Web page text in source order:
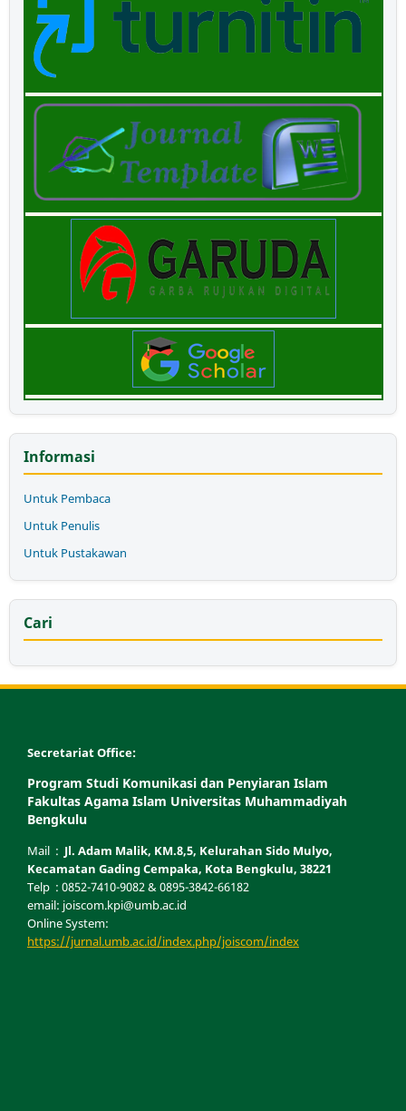
Informasi
Untuk Pembaca
Untuk Penulis
Untuk Pustakawan
Cari
Secretariat Office:
Program Studi Komunikasi dan Penyiaran Islam
Fakultas Agama Islam Universitas Muhammadiyah
Bengkulu
Mail : Jl. Adam Malik, KM.8,5, Kelurahan Sido Mulyo,
Kecamatan Gading Cempaka, Kota Bengkulu, 38221
Telp : 0852-7410-9082 & 0895-3842-66182
email: joiscom.kpi@umb.ac.id
Online System:
https://jurnal.umb.ac.id/index.php/joiscom/index